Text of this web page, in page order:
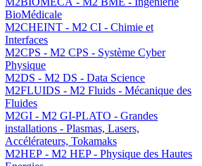
BioMédicale
M2CHEINT - M2 CI - Chimie et
Interfaces
M2CPS - M2 CPS - Système Cyber
Physique
M2DS - M2 DS - Data Science
M2FLUIDS - M2 Fluids - Mécanique des
Fluides
M2GI - M2 GI-PLATO - Grandes
installations - Plasmas, Lasers,
Accélérateurs, Tokamaks
M2HEP - M2 HEP - Physique des Hautes